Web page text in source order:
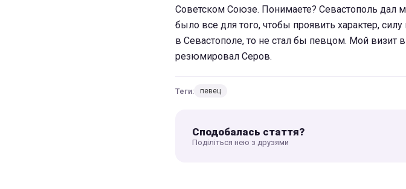
Советском Союзе. Понимаете? Севастополь дал
было все для того, чтобы проявить характер,
в Севастополе, то не стал бы певцом. Мой визит
резюмировал Серов.
Теги: певец
Сподобалась стаття?
Поділіться нею з друзями